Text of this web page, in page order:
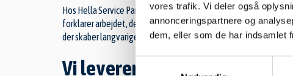
vores trafik. Vi deler også
annonceringspartnere og
dem, eller som de har indsamlet
Samtykkevalg
Hos Hella Service Partner i Ringsted er tillid i øjenhøjde en
forklarer arbejdet, der skal udføres, og tager os tid til at
der skaber langvarige relationer baseret på gensidig respekt og
Vi leverer altid til aftalt tid og